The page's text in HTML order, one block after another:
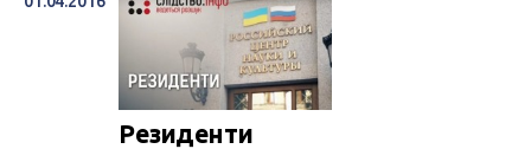
Резиденти